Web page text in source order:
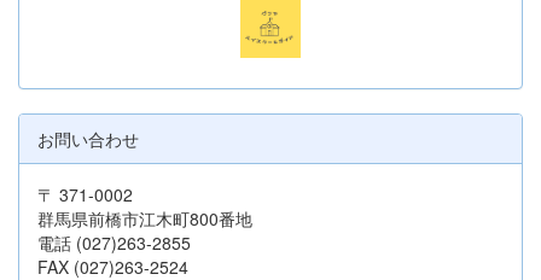
お問い合わせ
〒 371-0002
群馬県前橋市江木町800番地
電話 (027)263-2855
FAX (027)263-2524